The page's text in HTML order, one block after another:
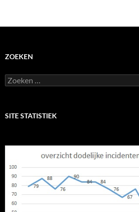
ZOEKEN
Zoeken
naar:
SITE STATISTIEK